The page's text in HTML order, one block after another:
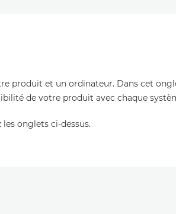
produit et un ordinateur. Dans cet
de votre produit avec chaque
onglets ci-dessus.